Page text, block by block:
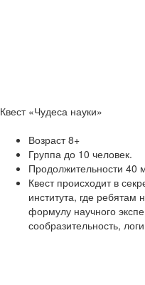
Квест «Чудеса науки»
Возраст 8+
Группа до 10 человек.
Продолжительности 40
Квест происходит в
института, где ребятам
формулу научного
сообразительность,